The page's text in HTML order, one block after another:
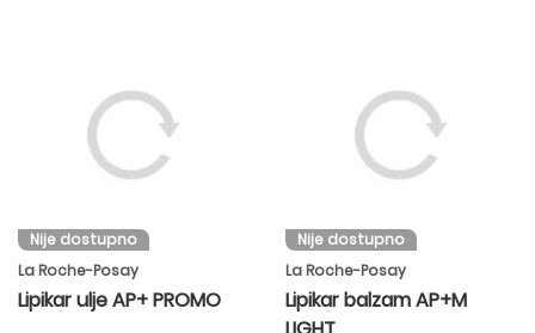
Nije dostupno
La Roche-Posay
Lipikar ulje AP+ PROMO
Nije dostupno
La Roche-Posay
Lipikar balzam AP+M